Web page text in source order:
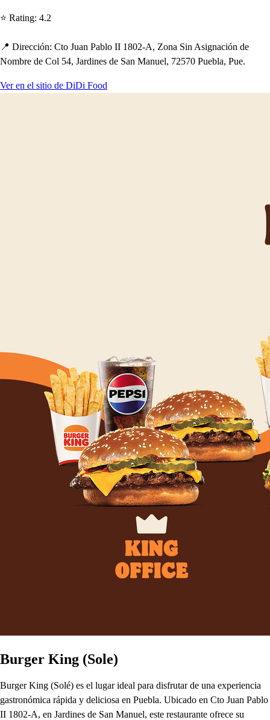
⭐ Rating: 4.2
📍 Dirección: Cto Juan Pablo II 1802-A, Zona Sin Asignación de
Nombre de Col 54, Jardines de San Manuel, 72570 Puebla, Pue.
Ver en el sitio de DiDi Food
Burger King (Sole)
Burger King (Solé) es el lugar ideal para disfrutar de una experiencia
gastronómica rápida y deliciosa en Puebla. Ubicado en Cto Juan Pablo
II 1802-A, en Jardines de San Manuel, este restaurante ofrece su